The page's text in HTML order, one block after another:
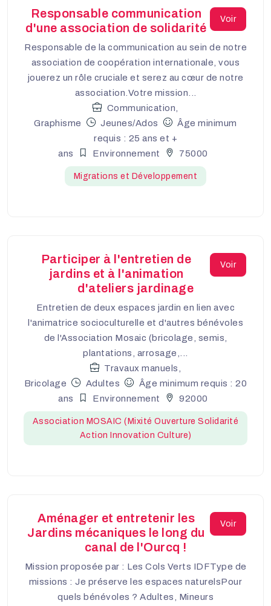
Voir
Responsable communication
d'une association de solidarité
Responsable de la communication au sein de notre
association de coopération internationale, vous
jouerez un rôle cruciale et serez au cœur de notre
association.Votre mission...
Communication,
Graphisme
Jeunes/Ados
Âge minimum
requis : 25 ans et +
ans
Environnement 75000
Migrations et Développement
Voir
Participer à l'entretien de
jardins et à l'animation
d'ateliers jardinage
Entretien de deux espaces jardin en lien avec
l'animatrice socioculturelle et d'autres bénévoles
de l'Association Mosaic (bricolage, semis,
plantations, arrosage,...
Travaux manuels,
Bricolage
Adultes
Âge minimum requis : 20
ans
Environnement 92000
Association MOSAIC (Mixité Ouverture Solidarité
Action Innovation Culture)
Voir
Aménager et entretenir les
Jardins mécaniques le long du
canal de l'Ourcq !
Mission proposée par : Les Cols Verts IDFType de
missions : Je préserve les espaces naturelsPour
quels bénévoles ? Adultes, Mineurs